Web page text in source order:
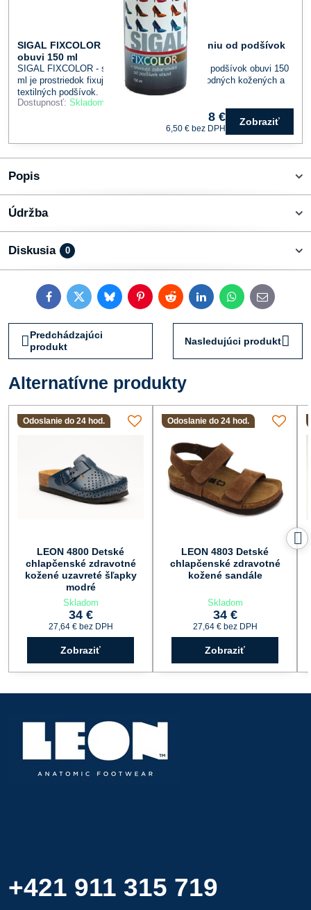
SIGAL FIXCOLOR - sprej proti zafarbovaniu od podšívok
obuvi 150 ml
SIGAL FIXCOLOR - sprej proti zafarbovaniu od podšívok obuvi 150
ml je prostriedok fixujúci farebný pigment u prírodných kožených a
textilných podšívok.
Dostupnosť: Skladom
8 €
6,50 € bez DPH
Zobraziť
Popis
Údržba
Diskusia 0
FacebookTwitterBlueskyPinterestRedditLinkedInWhatsApp
E-
mail
Predchádzajúci
produkt
Nasledujúci produkt
Alternatívne produkty
Odoslanie do 24 hod.
LEON 4800 Detské
chlapčenské zdravotné
kožené uzavreté šľapky
modré
Skladom
34 €
27,64 € bez DPH
Zobraziť
Odoslanie do 24 hod.
LEON 4803 Detské
chlapčenské zdravotné
kožené sandále
Skladom
34 €
27,64 € bez DPH
Zobraziť
+421 911 315 719